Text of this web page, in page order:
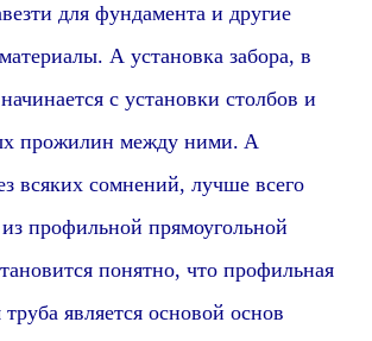
для фундамента и другие
А установка забора, в
с установки столбови
прожилин между ними. А
всяких сомнений, лучше всего
изпрофильнойпрямоугольной
понятно, чтопрофильная
является основой основ